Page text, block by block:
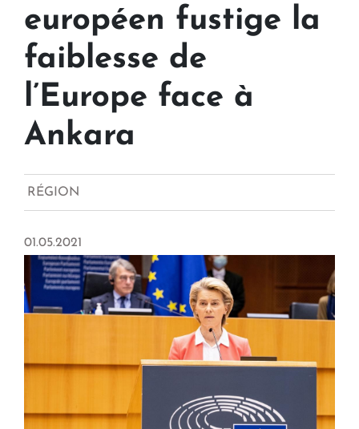
européen fustige la
faiblesse de
l’Europe face à
Ankara
RÉGION
01.05.2021